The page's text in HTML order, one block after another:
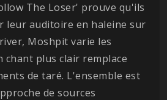
The Loser' prouve qu'ils
leur auditoire en haleine sur
Moshpit varie les
chant plus clair remplace
de taré. L'ensemble est
de sources